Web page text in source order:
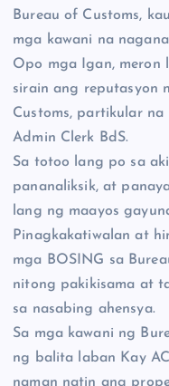
Bureau of Customs,
mga kawani na
Opo mga Igan, meron
sirain ang reputasyon
Customs, partikular
Admin Clerk BdS.
Sa totoo lang po sa
pananaliksik, at
lang ng maayos
Pinagkakatiwalan at
mga BOSING sa
nitong pakikisama at
sa nasabing ahensya.
Sa mga kawani ng
ng balita laban Kay
naman natin ang